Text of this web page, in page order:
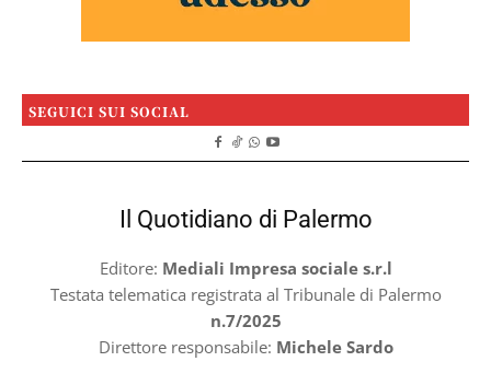
SEGUICI SUI SOCIAL
Il Quotidiano di Palermo
Editore: Mediali Impresa sociale s.r.l
Testata telematica registrata al Tribunale di Palermo
n.7/2025
Direttore responsabile: Michele Sardo